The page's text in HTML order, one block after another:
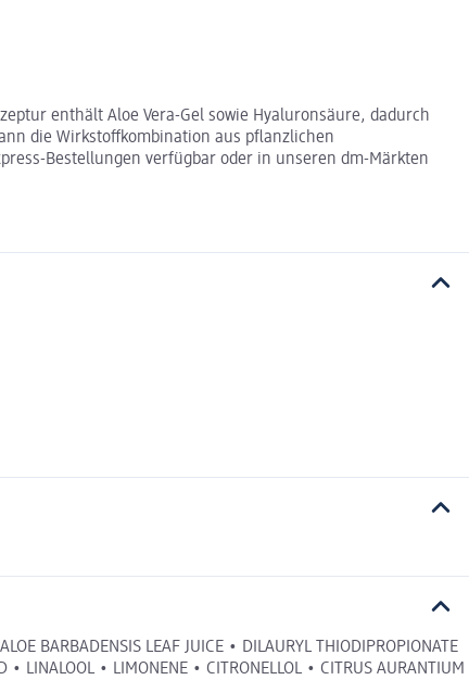
enthält Aloe Vera-Gel sowie Hyaluronsäure, dadurch
die Wirkstoffkombination aus pflanzlichen
Bestellungen verfügbar oder in unseren dm-Märkten
BARBADENSIS LEAF JUICE • DILAURYL THIODIPROPIONATE
• LINALOOL • LIMONENE • CITRONELLOL • CITRUS AURANTIUM